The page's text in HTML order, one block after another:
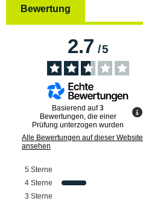
Bewertung
2.7/5
Basierend auf3
Bewertungen, die einer
Prüfung unterzogen wurden
Alle Bewertungen auf dieser Website
ansehen
5 Sterne
4 Sterne
3 Sterne